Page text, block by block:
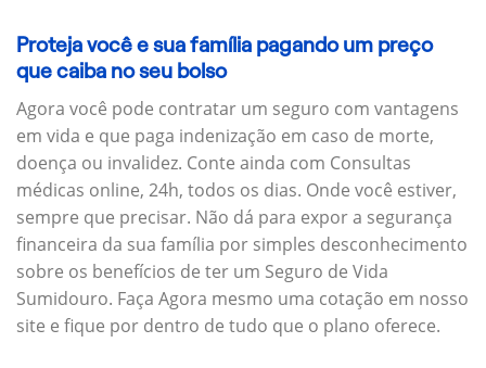
Proteja você e sua família pagando um preço
que caiba no seu bolso
Agora você pode contratar um seguro com vantagens
em vida e que paga indenização em caso de morte,
doença ou invalidez. Conte ainda com Consultas
médicas online, 24h, todos os dias. Onde você estiver,
sempre que precisar. Não dá para expor a segurança
financeira da sua família por simples desconhecimento
sobre os benefícios de ter um Seguro de Vida
Sumidouro. Faça Agora mesmo uma cotação em nosso
site e fique por dentro de tudo que o plano oferece.